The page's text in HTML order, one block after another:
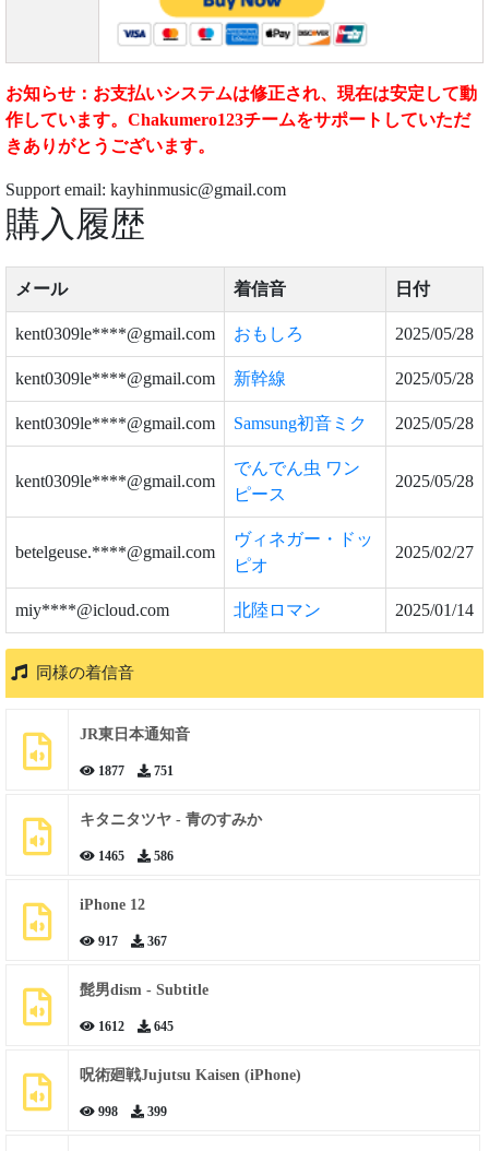
お知らせ：お支払いシステムは修正され、現在は安定して動
作しています。Chakumero123チームをサポートしていただ
きありがとうございます。
Support email: kayhinmusic@gmail.com
購入履歴
メール 着信音 日付
kent0309le****@gmail.com おもしろ 2025/05/28
kent0309le****@gmail.com 新幹線 2025/05/28
kent0309le****@gmail.com Samsung初音ミク 2025/05/28
kent0309le****@gmail.com
でんでん虫 ワン
ピース
2025/05/28
betelgeuse.****@gmail.com
ヴィネガー・ドッ
ピオ
2025/02/27
miy****@icloud.com 北陸ロマン 2025/01/14
同様の着信音
JR東日本通知音
1877 751
キタニタツヤ - 青のすみか
1465 586
iPhone 12
917 367
髭男dism - Subtitle
1612 645
呪術廻戦Jujutsu Kaisen (iPhone)
998 399